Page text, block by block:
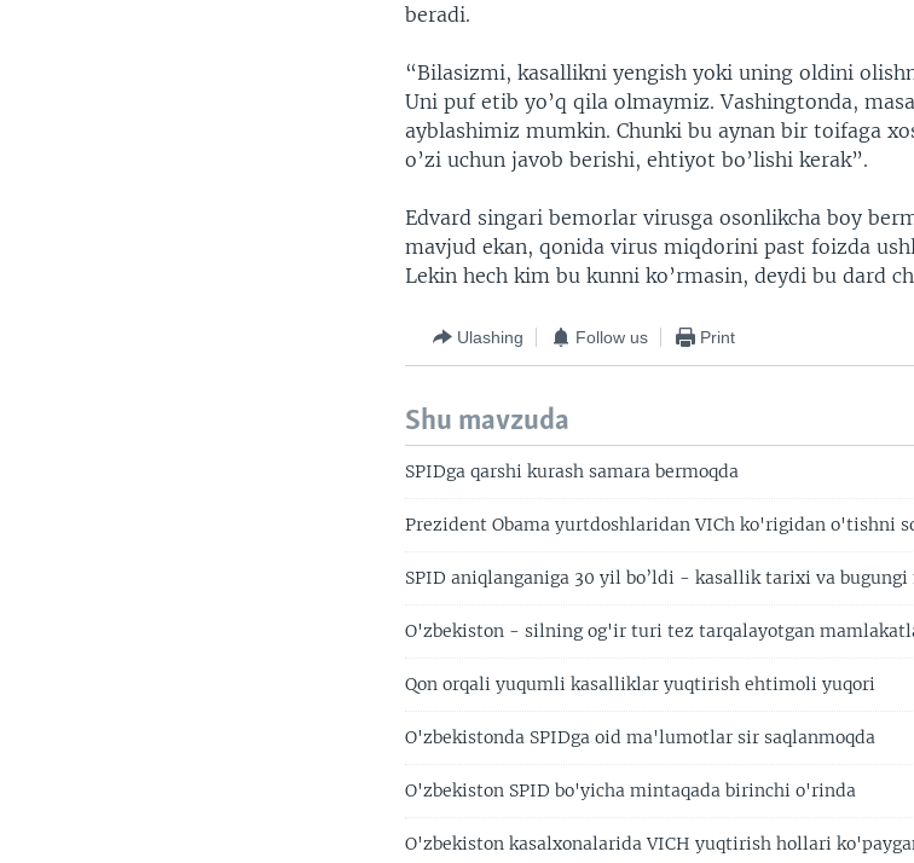
beradi.
“Bilasizmi, kasallikni yengish yoki uning oldini
Uni puf etib yo’q qila olmaymiz. Vashingtonda,
ayblashimiz mumkin. Chunki bu aynan bir toifaga
o’zi uchun javob berishi, ehtiyot bo’lishi kerak”.
Edvard singari bemorlar virusga osonlikcha boy
mavjud ekan, qonida virus miqdorini past foizda
Lekin hech kim bu kunni ko’rmasin, deydi bu dard
Ulashing Follow us Print
Shu mavzuda
SPIDga qarshi kurash samara bermoqda
Prezident Obama yurtdoshlaridan VICh ko'rigidan o'tishni
SPID aniqlanganiga 30 yil bo’ldi - kasallik tarixi va bugungi
O'zbekiston - silning og'ir turi tez tarqalayotgan
Qon orqali yuqumli kasalliklar yuqtirish ehtimoli yuqori
O'zbekistonda SPIDga oid ma'lumotlar sir saqlanmoqda
O'zbekiston SPID bo'yicha mintaqada birinchi o'rinda
O'zbekiston kasalxonalarida VICH yuqtirish hollari